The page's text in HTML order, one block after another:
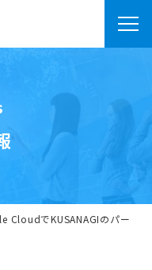
CloudでKUSANAGIのパー